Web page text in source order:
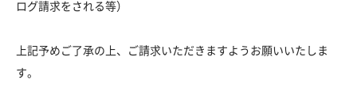
ログ請求をされる等）
上記予めご了承の上、ご請求いただきますようお願いいたしま
す。